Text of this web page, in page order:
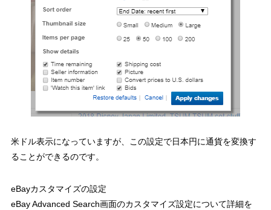
米ドル表示になっていますが、この設定で日本円に通貨を変換す
ることができるのです。
eBayカスタマイズの設定
eBay Advanced Search画面のカスタマイズ設定について詳細を